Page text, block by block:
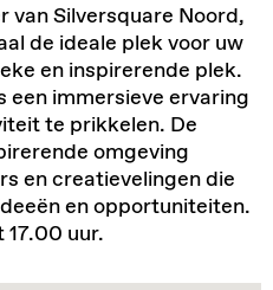
van Silversquare Noord,
de ideale plek voor uw
en inspirerende plek.
een immersieve ervaring
te prikkelen. De
omgeving
en creatievelingen die
en opportuniteiten.
17.00 uur.